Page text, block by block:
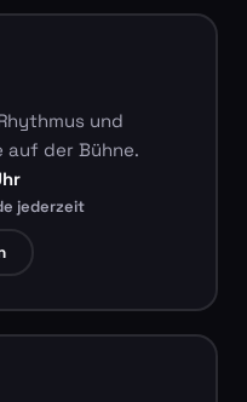
und
auf der Bühne.
jederzeit